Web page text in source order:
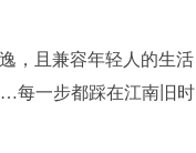
，且兼容年轻人的生活
每一步都踩在江南旧时